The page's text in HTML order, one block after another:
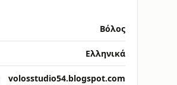
Βόλος
Ελληνικά
volosstudio54.blogspot.com